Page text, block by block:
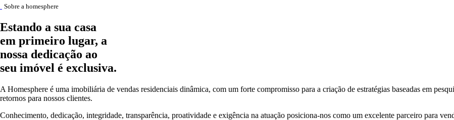
Sobre a homesphere
Estando a sua casa
em primeiro lugar, a
nossa dedicação ao
seu imóvel é exclusiva.
A Homesphere é uma imobiliária de vendas residenciais dinâmica, com um forte compromisso para a criação de estratégias baseadas em
retornos para nossos clientes.
Conhecimento, dedicação, integridade, transparência, proatividade e exigência na atuação posiciona-nos como um excelente parceiro para